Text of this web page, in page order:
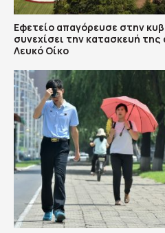
Εφετείο απαγόρευσε στην
συνεχίσει την κατασκευή
Λευκό Οίκο